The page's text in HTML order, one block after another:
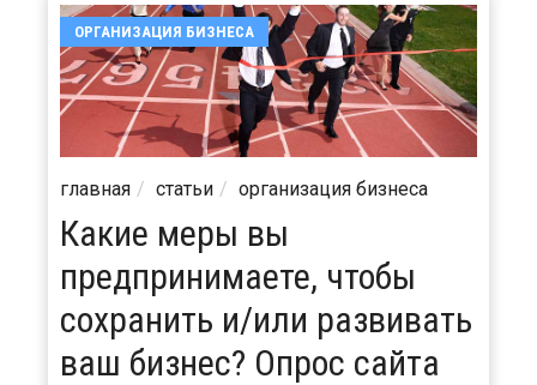
ОРГАНИЗАЦИЯ БИЗНЕСА
главная статьи организация бизнеса
Какие меры вы
предпринимаете, чтобы
сохранить и/или развивать
ваш бизнес? Опрос сайта